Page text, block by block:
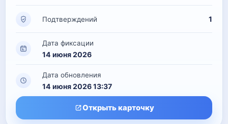
Подтверждений 1
Дата фиксации
14 июня 2026
Дата обновления
14 июня 2026 13:37
Открыть карточку